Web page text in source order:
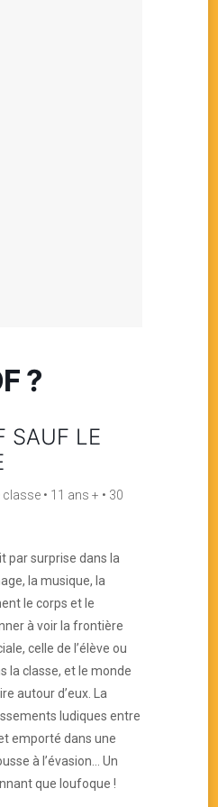
?
SAUF LE
• 11 ans + • 30
par surprise dans la
la musique, la
le corps et le
à voir la frontière
celle de l’élève ou
la classe, et le monde
autour d’eux. La
ludiques entre
emporté dans une
à l’évasion… Un
que loufoque !